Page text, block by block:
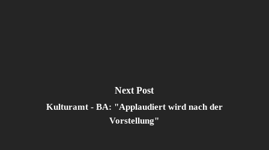
Next Post
Kulturamt - BA: "Applaudiert wird nach der
Vorstellung"